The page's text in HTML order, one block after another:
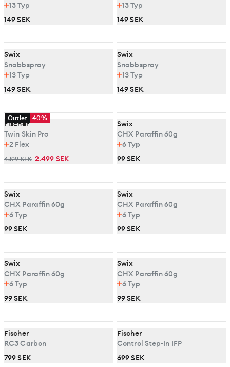
13Typ
149 SEK
13Typ
149 SEK
Swix
Snabbspray
13Typ
149 SEK
Swix
Snabbspray
13Typ
149 SEK
Outlet 40%
Fischer
Twin Skin Pro
2 Flex
4.199 SEK 2.499 SEK
Swix
CHX Paraffin 60g
6Typ
99 SEK
Swix
CHX Paraffin 60g
6Typ
99 SEK
Swix
CHX Paraffin 60g
6Typ
99 SEK
Swix
CHX Paraffin 60g
6Typ
99 SEK
Swix
CHX Paraffin 60g
6Typ
99 SEK
Fischer
RC3 Carbon
799 SEK
Fischer
Control Step-In IFP
699 SEK